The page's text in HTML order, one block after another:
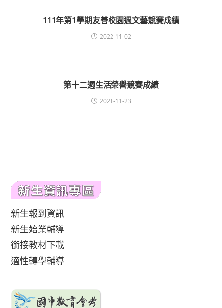
111年第1學期友善校園週文藝競賽成績
2022-11-02
第十二週生活榮譽競賽成績
2021-11-23
新生報到資訊
新生始業輔導
銜接教材下載
適性轉學輔導